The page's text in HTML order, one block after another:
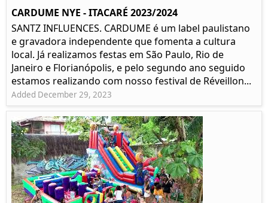
CARDUME NYE - ITACARÉ 2023/2024
SANTZ INFLUENCES. CARDUME é um label paulistano
e gravadora independente que fomenta a cultura
local. Já realizamos festas em São Paulo, Rio de
Janeiro e Florianópolis, e pelo segundo ano seguido
estamos realizando com nosso festival de Réveillon...
Added December 29, 2023